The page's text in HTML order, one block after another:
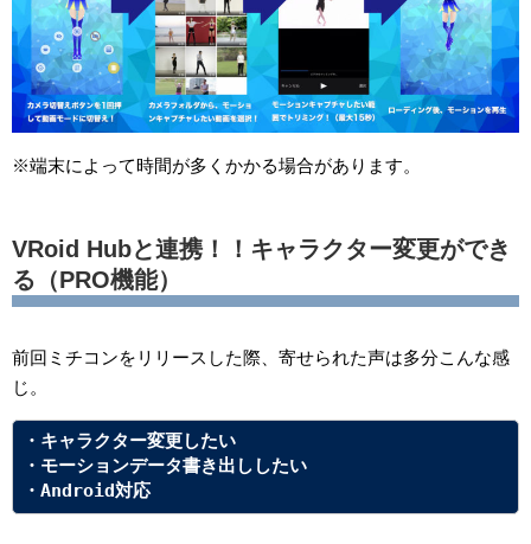
※端末によって時間が多くかかる場合があります。
VRoid Hubと連携！！キャラクター変更ができ
る（PRO機能）
前回ミチコンをリリースした際、寄せられた声は多分こんな感
じ。
・キャラクター変更したい
・モーションデータ書き出ししたい
・Android対応